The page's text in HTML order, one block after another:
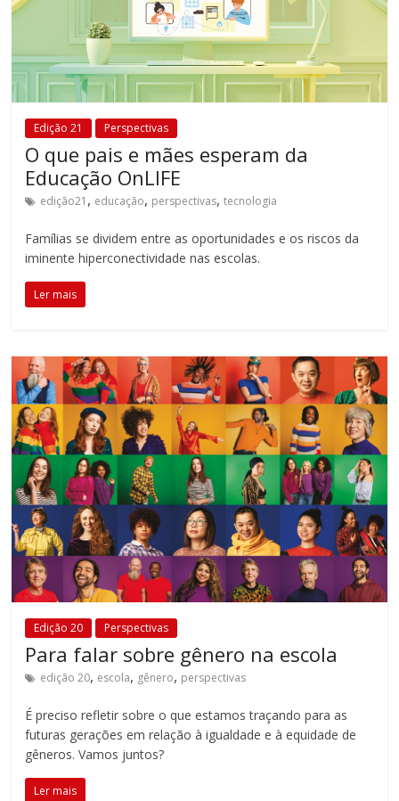
Edição 21 Perspectivas
O que pais e mães esperam da
Educação OnLIFE
edição21 , educação, perspectivas,tecnologia
Famílias se dividem entre as oportunidades e os riscos da
iminente hiperconectividade nas escolas.
Ler mais
Edição 20 Perspectivas
Para falar sobre gênero na escola
edição 20, escola, gênero, perspectivas
É preciso refletir sobre o que estamos traçando para as
futuras gerações em relação à igualdade e à equidade de
gêneros. Vamos juntos?
Ler mais